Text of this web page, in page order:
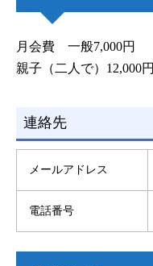
月会費 一般7,000円
親子（二人で）12,000円
連絡先
メールアドレス
電話番号